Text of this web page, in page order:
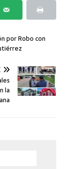
por Robo con
la